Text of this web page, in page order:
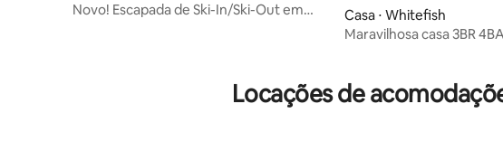
Novo! Escapada de Ski-In/Ski-Out em
Casa ⋅ Whitefish
Maravilhosa casa 3BR
Locações de